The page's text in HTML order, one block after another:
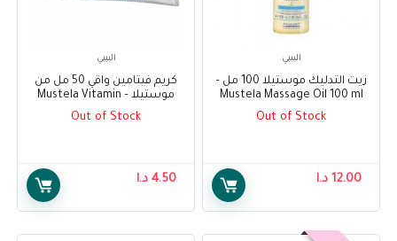
البيبي
زيت التدليك موستيلا 100 مل –
Mustela Massage Oil 100 ml
Out of Stock
12.00 د.ا
البيبي
كريم فيتامين واقي 50 مل من
موستيلا – Mustela Vitamin
Barrier Cream 50 ml
Out of Stock
4.50 د.ا